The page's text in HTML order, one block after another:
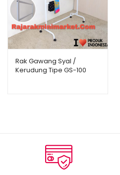
Rak Gawang Syal /
Kerudung Tipe GS-100